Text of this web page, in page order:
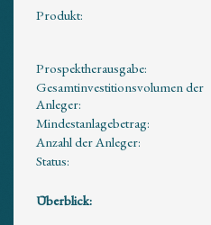
Produkt:
Prospektherausgabe:
Gesamtinvestitionsvolumen der
Anleger:
Mindestanlagebetrag:
Anzahl der Anleger:
Status:
Überblick: